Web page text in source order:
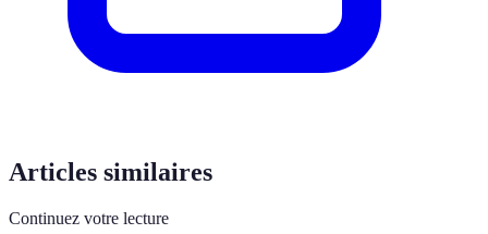
Articles similaires
Continuez votre lecture